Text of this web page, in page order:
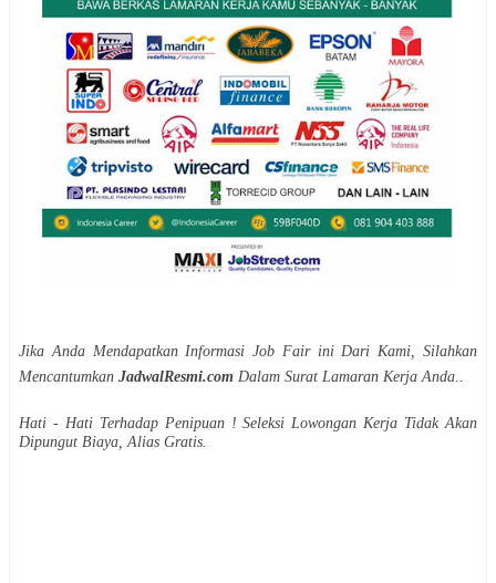
Jika Anda Mendapatkan Informasi Job Fair ini Dari Kami, Silahkan
Mencantumkan JadwalResmi.com Dalam Surat Lamaran Kerja Anda..
Hati - Hati Terhadap Penipuan ! Seleksi Lowongan Kerja Tidak Akan
Dipungut Biaya, Alias Gratis.